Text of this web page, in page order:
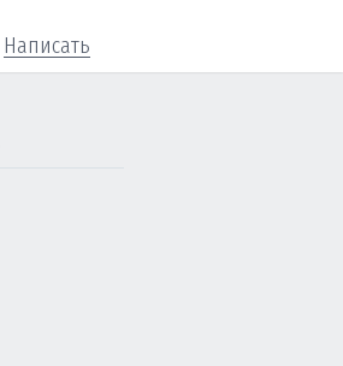
Написать